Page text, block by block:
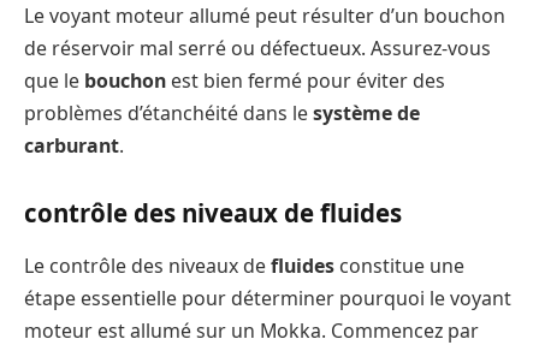
Le voyant moteur allumé peut résulter d’un bouchon
de réservoir mal serré ou défectueux. Assurez-vous
que le bouchon est bien fermé pour éviter des
problèmes d’étanchéité dans lesystème de
carburant.
contrôle des niveaux de fluides
Le contrôle des niveaux defluides constitue une
étape essentielle pour déterminer pourquoi le voyant
moteur est allumé sur un Mokka. Commencez par